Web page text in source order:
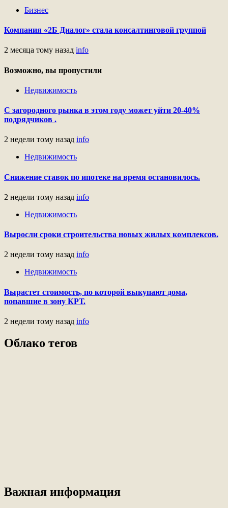
Бизнес
Компания «2Б Диалог» стала консалтинговой группой
2 месяца тому назад info
Возможно, вы пропустили
Недвижимость
С загородного рынка в этом году может уйти 20-40%
подрядчиков .
2 недели тому назад info
Недвижимость
Снижение ставок по ипотеке на время остановилось.
2 недели тому назад info
Недвижимость
Выросли сроки строительства новых жилых комплексов.
2 недели тому назад info
Недвижимость
Вырастет стоимость, по которой выкупают дома,
попавшие в зону КРТ.
2 недели тому назад info
Облако тегов
Важная информация